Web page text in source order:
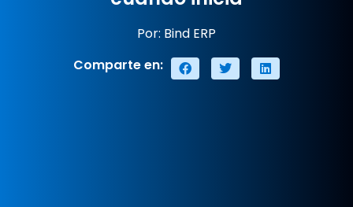
Por: Bind ERP
Comparte en: